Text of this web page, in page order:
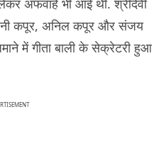
अफवाहें भी आई थी. श्रीदेवी
कपूर, अनिल कपूर और संजय
में गीता बाली के सेक्रेटरी हुआ